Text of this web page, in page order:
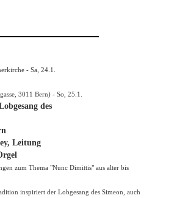
- Sa, 24.1.
3011 Bern) - So, 25.1.
des
Leitung
zum Thema "Nunc Dimittis" aus alter bis
inspiriert der Lobgesang des Simeon, auch